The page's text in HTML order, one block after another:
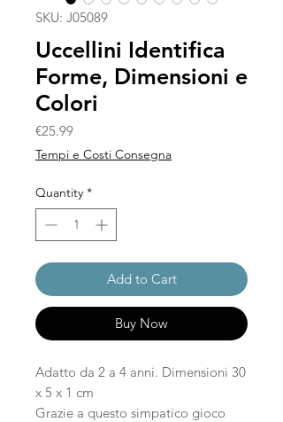
SKU: J05089
Uccellini Identifica
Forme, Dimensioni e
Colori
€25.99Price
Tempi e Costi Consegna
Quantity *
Add to Cart
Buy Now
Adatto da 2 a 4 anni. Dimensioni 30
x 5 x 1 cm
Grazie a questo simpatico gioco